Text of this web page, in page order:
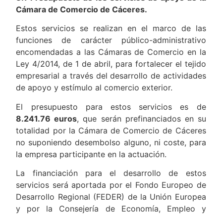
Cámara de Comercio de Cáceres.
Estos servicios se realizan en el marco de las
funciones de carácter público-administrativo
encomendadas a las Cámaras de Comercio en la
Ley 4/2014, de 1 de abril, para fortalecer el tejido
empresarial a través del desarrollo de actividades
de apoyo y estímulo al comercio exterior.
El presupuesto para estos servicios es de
8.241.76 euros, que serán prefinanciados en su
totalidad por la Cámara de Comercio de Cáceres
no suponiendo desembolso alguno, ni coste, para
la empresa participante en la actuación.
La financiación para el desarrollo de estos
servicios será aportada por el Fondo Europeo de
Desarrollo Regional (FEDER) de la Unión Europea
y por la Consejería de Economía, Empleo y